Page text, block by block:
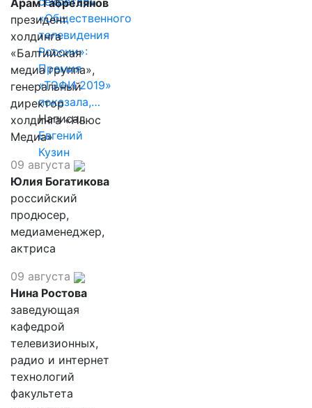
«Общественного
телевидения
России»:
Премия
«ТЭФИ 2019»
показала,…
Написал
Евгений
Кузин
Арам Габрелянов
президент
холдинга
«Балтийская
медиа группа»,
генеральный
директор
холдинга «Ньюс
Медиа»
09 августа
Юлия Богатикова
российский
продюсер,
медиаменеджер,
актриса
09 августа
Нина Ростова
заведующая
кафедрой
телевизионных,
радио и интернет
технологий
факультета